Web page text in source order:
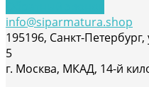
info@siparmatura.shop
195196, Санкт-Петербург,
5
г. Москва, МКАД, 14-й